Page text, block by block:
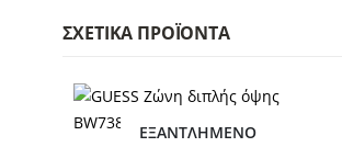
ΣΧΕΤΙΚΆ ΠΡΟΪΌΝΤΑ
ΕΞΑΝΤΛΗΜΈΝΟ
Αυτό το προϊόν έχει πολλαπλές παραλλαγές. Οι επιλογές μπορούν να επιλεγούν στη σελίδα του προϊόντος